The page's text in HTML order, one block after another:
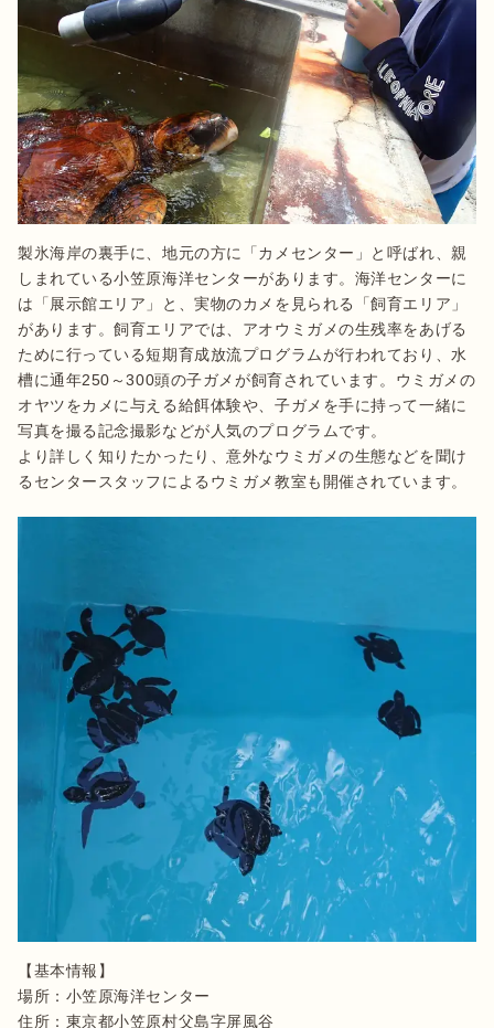
製氷海岸の裏手に、地元の方に「カメセンター」と呼ばれ、親
しまれている小笠原海洋センターがあります。海洋センターに
は「展示館エリア」と、実物のカメを見られる「飼育エリア」
があります。飼育エリアでは、アオウミガメの生残率をあげる
ために行っている短期育成放流プログラムが行われており、水
槽に通年250～300頭の子ガメが飼育されています。ウミガメの
オヤツをカメに与える給餌体験や、子ガメを手に持って一緒に
写真を撮る記念撮影などが人気のプログラムです。
より詳しく知りたかったり、意外なウミガメの生態などを聞け
るセンタースタッフによるウミガメ教室も開催されています。
【基本情報】
場所：小笠原海洋センター
住所：東京都小笠原村父島字屏風谷